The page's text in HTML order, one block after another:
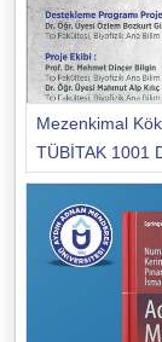
Mezenkimal
TÜBİTAK 1001